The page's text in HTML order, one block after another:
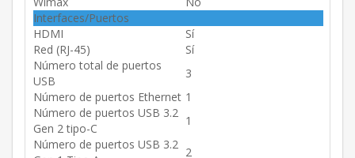
Interfaces/Puertos
HDMI
Sí
Red (RJ-45)
Sí
Número total de puertos
USB
3
Número de puertos Ethernet 1
Número de puertos USB 3.2
Gen 2 tipo-C
1
Número de puertos USB 3.2
2